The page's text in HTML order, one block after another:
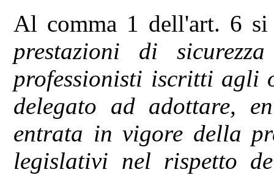
Al comma 1 dell'art. 6
prestazioni di
professionisti iscritti agli
delegato ad adottare,
entrata in vigore della
legislativi nel rispetto